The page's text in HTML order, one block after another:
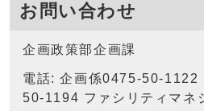
お問い合わせ
企画政策部企画課
電話: 企画係0475-50-
50-1194 ファシリティマネ